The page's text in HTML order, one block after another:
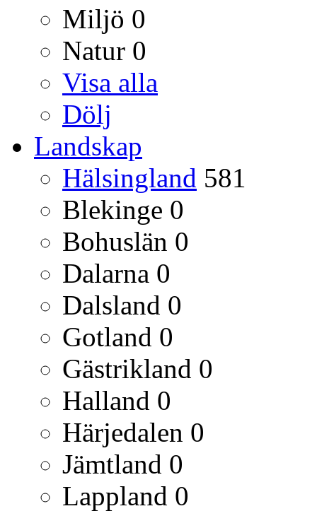
Miljö 0
Natur 0
Visa alla
Dölj
Landskap
Hälsingland 581
Blekinge 0
Bohuslän 0
Dalarna 0
Dalsland 0
Gotland 0
Gästrikland 0
Halland 0
Härjedalen 0
Jämtland 0
Lappland 0